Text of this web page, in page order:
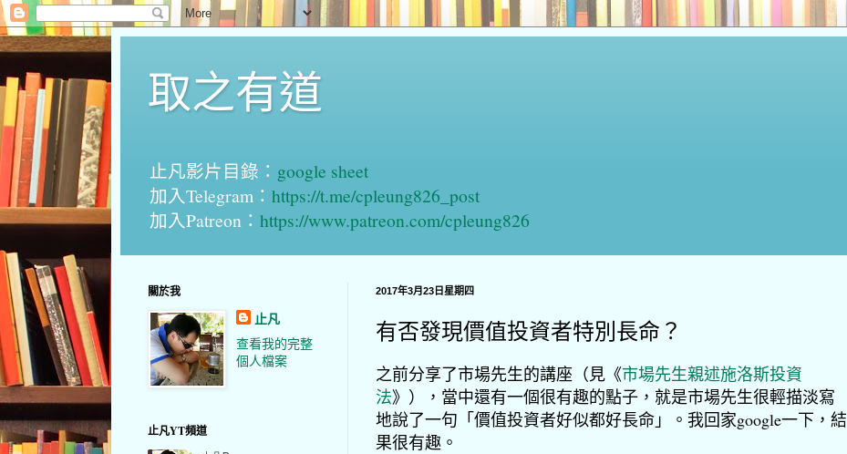
取之有道
止凡影片目錄： google sheet
加入Telegram： https://t.me/cpleung826_post
加入Patreon： https://www.patreon.com/cpleung826
2017年3月23日星期四
有否發現價值投資者特別長命？
之前分享了市場先生的講座（見《市場先生親述施洛斯投資
法》），當中還有一個很有趣的點子，就是市場先生很輕描淡寫
地說了一句「價值投資者好似都好長命」。我回家google一下，結
果很有趣。
關於我
止凡
查看我的完整
個人檔案
止凡YT頻道